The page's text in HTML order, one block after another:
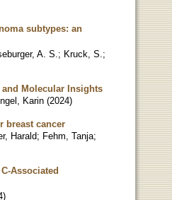
subtypes: an
A. S. ; Kruck, S. ;
Molecular Insights
Karin (2024)
breast cancer
Harald; Fehm, Tanja;
Associated
)